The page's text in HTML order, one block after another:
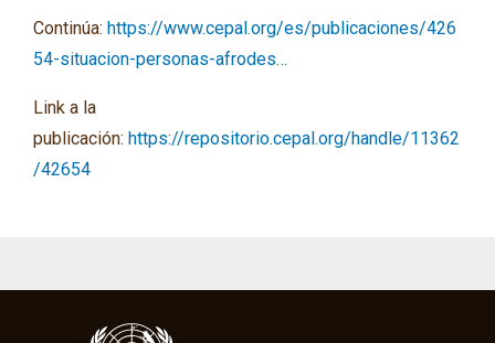
Continúa: https://www.cepal.org/es/publicaciones/426
54-situacion-personas-afrodes…
Link a la
publicación: https://repositorio.cepal.org/handle/11362
/42654